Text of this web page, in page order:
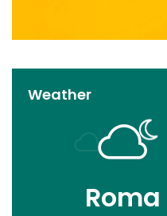
Weather
Roma